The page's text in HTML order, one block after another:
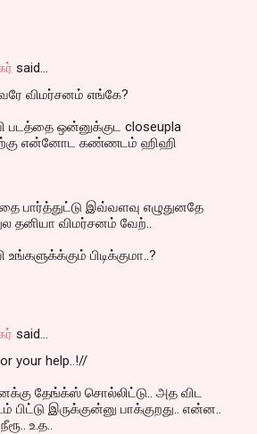
said…
விமர்சனம் எங்கே?
படத்தை ஒன்னுக்குட closeupla
என்னோட கண்ணடம் ஹிஹி
பார்த்துட்டு இவ்வளவு எழுதுனதே
தனியா விமர்சனம் வேற்..
பிடிக்குமா..?
said…
your help..!//
தேங்க்ஸ் சொல்லிட்டு.. அத விட
இருக்குன்னு பாக்குறது.. என்ன..
உ.த..